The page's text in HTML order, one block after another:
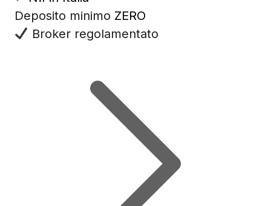
Deposito minimo ZERO
Broker regolamentato